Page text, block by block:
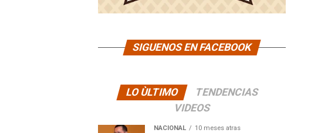
SIGUENOS EN FACEBOOK
LO ÙLTIMO
TENDENCIAS
VIDEOS
NACIONAL 10 meses atras